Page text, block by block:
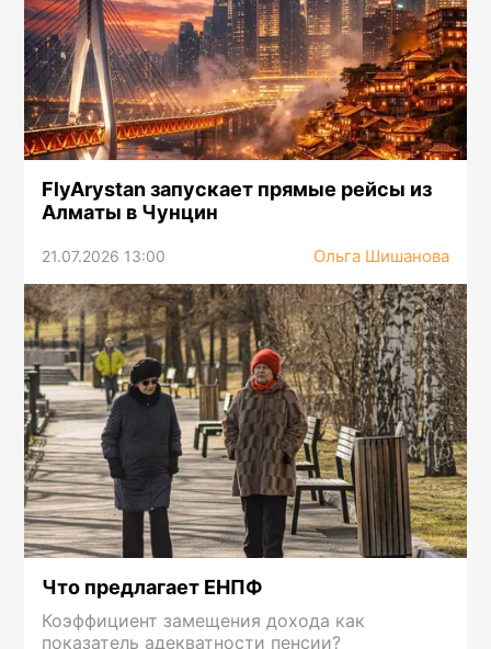
FlyArystan запускает прямые рейсы из
Алматы в Чунцин
21.07.2026 13:00 Ольга Шишанова
Что предлагает ЕНПФ
Коэффициент замещения дохода как
показатель адекватности пенсии?